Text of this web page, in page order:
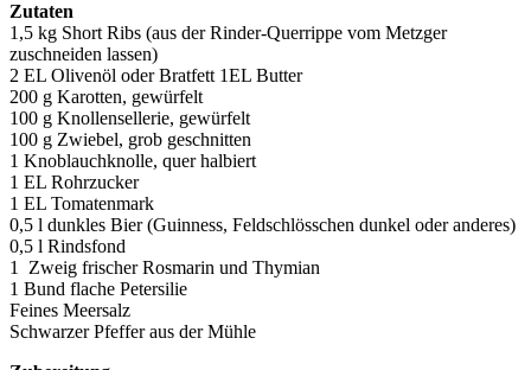
Zutaten
1,5 kg Short Ribs (aus der Rinder-Querrippe vom Metzger
zuschneiden lassen)
2 EL Olivenöl oder Bratfett 1EL Butter
200 g Karotten, gewürfelt
100 g Knollensellerie, gewürfelt
100 g Zwiebel, grob geschnitten
1 Knoblauchknolle, quer halbiert
1 EL Rohrzucker
1 EL Tomatenmark
0,5 l dunkles Bier (Guinness, Feldschlösschen dunkel oder anderes)
0,5 l Rindsfond
1 Zweig frischer Rosmarin und Thymian
1 Bund flache Petersilie
Feines Meersalz
Schwarzer Pfeffer aus der Mühle